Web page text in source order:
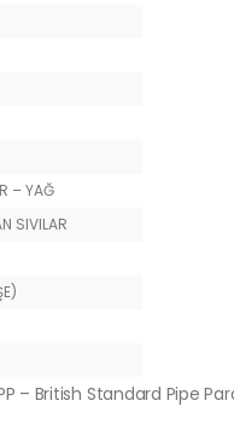
– YAĞ
SIVILAR
– British Standard Pipe